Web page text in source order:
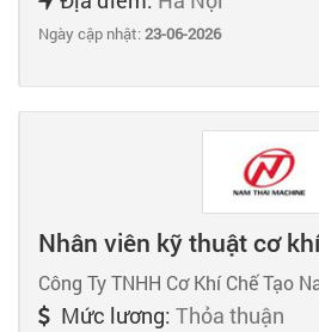
Ngày cập nhật:23-06-2026
Nhân viên kỹ thuật cơ
Công Ty TNHH Cơ Khí Chế Tạo
Mức lương: Thỏa thuận